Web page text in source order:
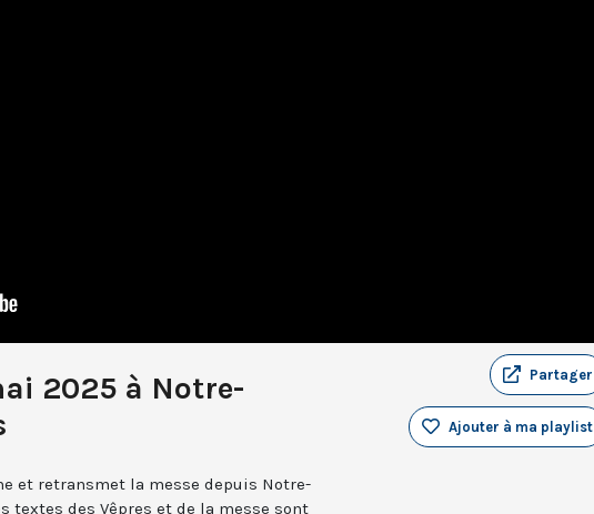
2025 à Notre-
Partager
Ajouter à ma playlist
et retransmet la messe depuis Notre-
textes des Vêpres et de la messe sont